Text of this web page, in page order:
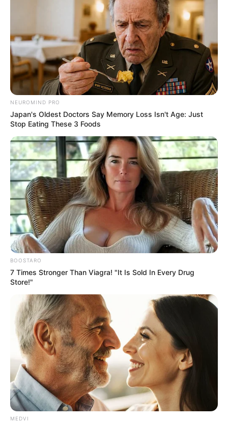
NEUROMIND PRO
Japan's Oldest Doctors Say Memory Loss Isn't Age: Just
Stop Eating These 3 Foods
BOOSTARO
7 Times Stronger Than Viagra! "It Is Sold In Every Drug
Store!"
MEDVI